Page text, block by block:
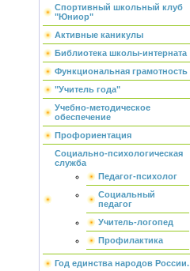
Спортивный школьный клуб
"Юниор"
Активные каникулы
Библиотека школы-интерната
Функциональная грамотность
"Учитель года"
Учебно-методическое
обеспечение
Профориентация
Социально-психологическая
служба
Педагог-психолог
Социальный
педагог
Учитель-логопед
Профилактика
Год единства народов России.